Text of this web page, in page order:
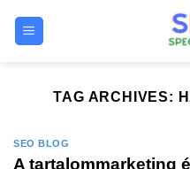
TAG ARCHIVES:
SEO BLOG
A tartalommarketing